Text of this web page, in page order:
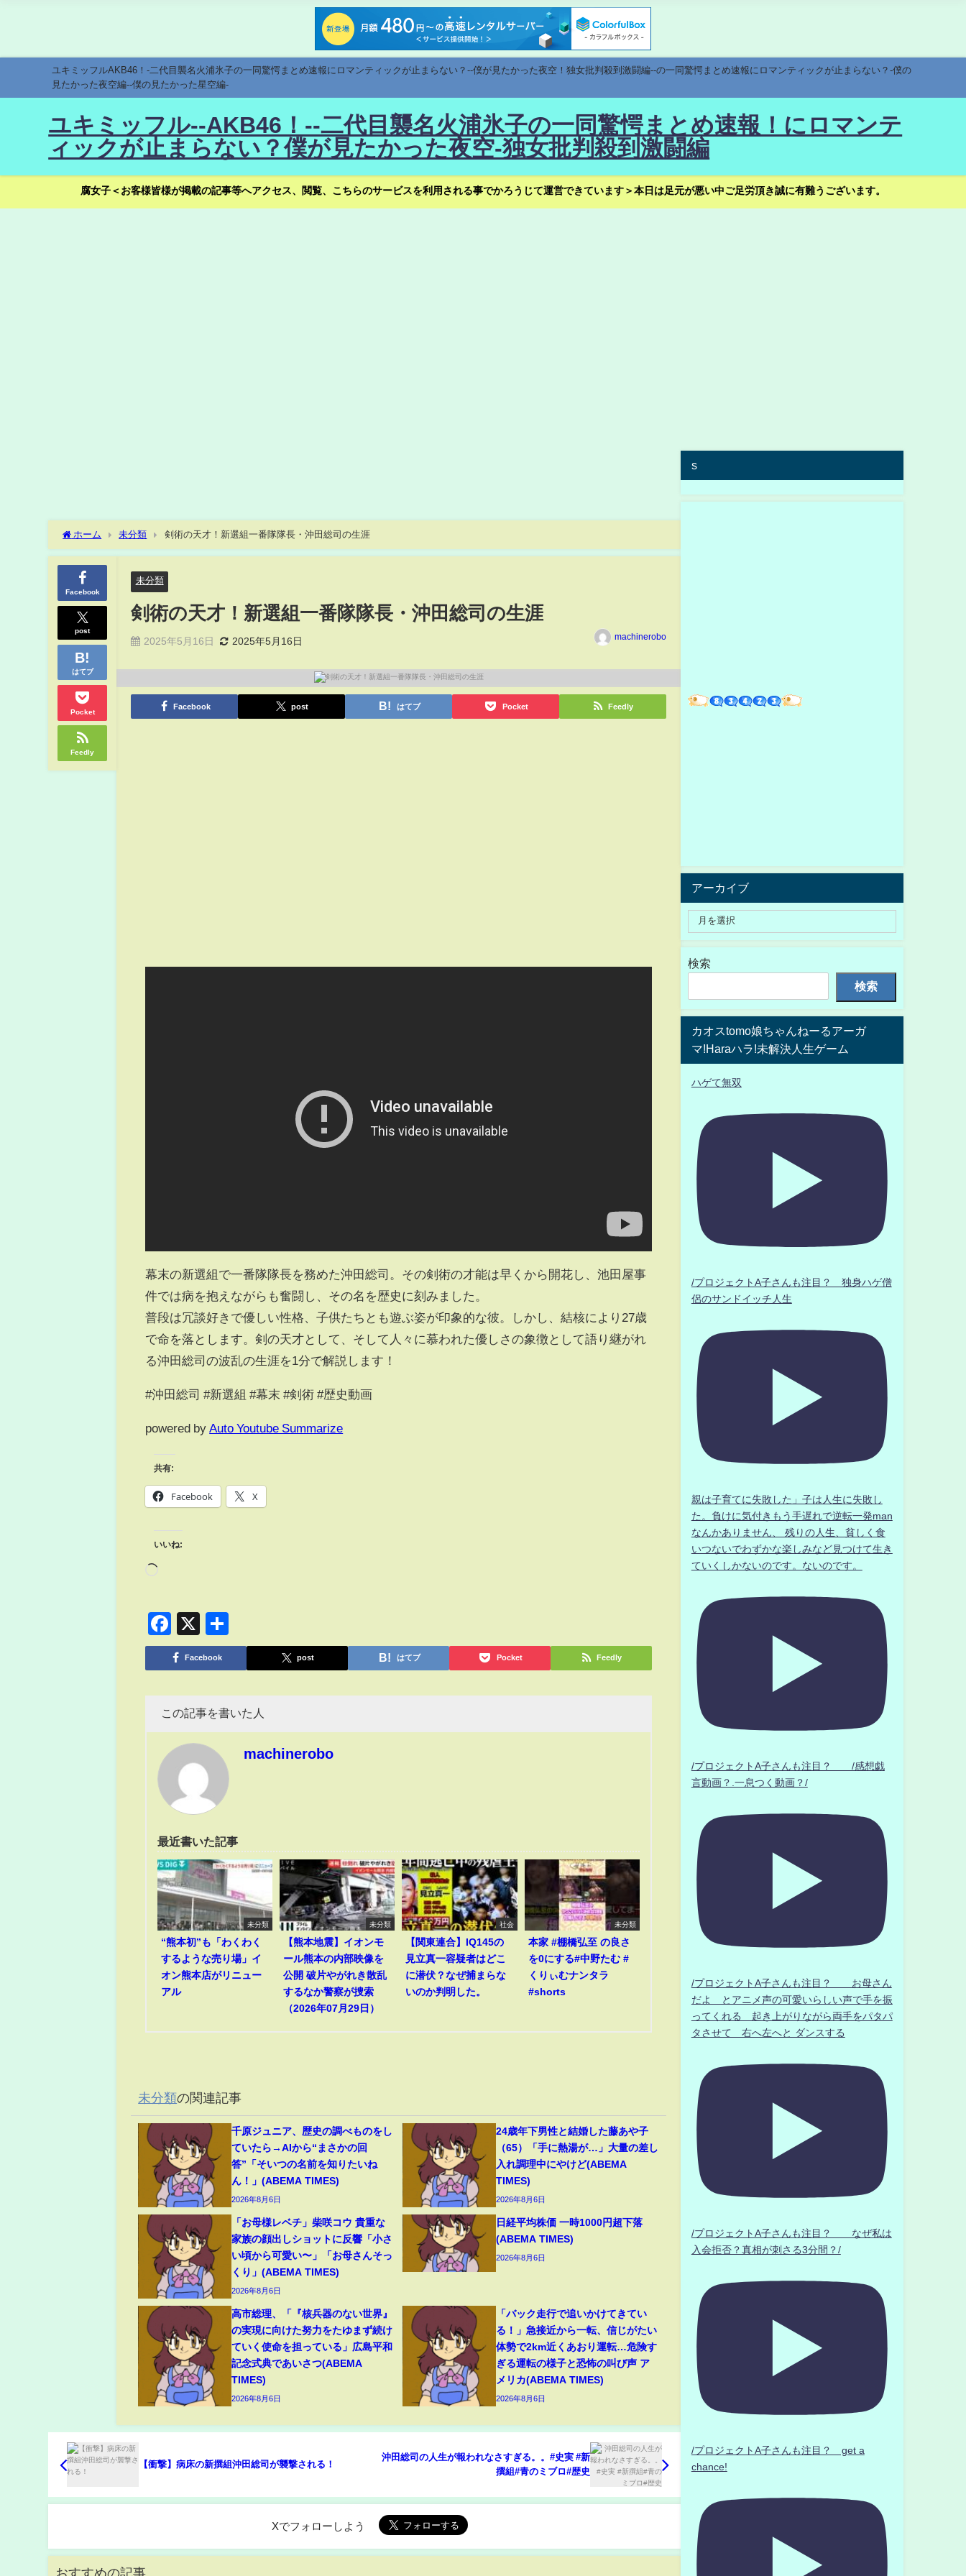
ユキミッフルAKB46！-二代目襲名火浦氷子の一同驚愕まとめ速報にロマンティックが止まらない？--僕が見たかった夜空！独女批判殺到激闘編--の一同驚愕まとめ速報にロマンティックが止まらない？-僕の
見たかった夜空編--僕の見たかった星空編-
ユキミッフル--AKB46！--二代目襲名火浦氷子の一同驚愕まとめ速報！にロマンテ
ィックが止まらない？僕が見たかった夜空-独女批判殺到激闘編
腐女子＜お客様皆様が掲載の記事等へアクセス、閲覧、こちらのサービスを利用される事でかろうじて運営できています＞本日は足元が悪い中ご足労頂き誠に有難うございます。
ホーム 未分類 剣術の天才！新選組一番隊隊長・沖田総司の生涯
Facebook
post
はてブ
Pocket
Feedly
未分類
剣術の天才！新選組一番隊隊長・沖田総司の生涯
2025年5月16日 2025年5月16日 machinerobo
Facebook post はてブ Pocket Feedly
幕末の新選組で一番隊隊長を務めた沖田総司。その剣術の才能は早くから開花し、池田屋事
件では病を抱えながらも奮闘し、その名を歴史に刻みました。
普段は冗談好きで優しい性格、子供たちとも遊ぶ姿が印象的な彼。しかし、結核により27歳
で命を落とします。剣の天才として、そして人々に慕われた優しさの象徴として語り継がれ
る沖田総司の波乱の生涯を1分で解説します！
#沖田総司 #新選組 #幕末 #剣術 #歴史動画
powered by Auto Youtube Summarize
共有:
Facebook X
いいね:
Facebook
X
有
Facebook post はてブ Pocket Feedly
この記事を書いた人
machinerobo
最近書いた記事
未分類
“熊本初”も「わくわく
するような売り場」イ
オン熊本店がリニュー
アル
未分類
【熊本地震】イオンモ
ール熊本の内部映像を
公開 破片やがれき散乱
するなか警察が捜索
（2026年07月29日）
社会
【関東連合】IQ145の
見立真一容疑者はどこ
に潜伏？なぜ捕まらな
いのか判明した。
未分類
本家 #棚橋弘至 の良さ
を0にする#中野たむ #
くりぃむナンタラ
#shorts
未分類の関連記事
千原ジュニア、歴史の調べものをし
ていたら→AIから“まさかの回
答”「そいつの名前を知りたいね
ん！」(ABEMA TIMES)
2026年8月6日
24歳年下男性と結婚した藤あや子
（65）「手に熱湯が…」大量の差し
入れ調理中にやけど(ABEMA
TIMES)
2026年8月6日
「お母様レベチ」柴咲コウ 貴重な
家族の顔出しショットに反響「小さ
い頃から可愛い〜」「お母さんそっ
くり」(ABEMA TIMES)
2026年8月6日
日経平均株価 一時1000円超下落
(ABEMA TIMES)
2026年8月6日
高市総理、「『核兵器のない世界』
の実現に向けた努力をたゆまず続け
ていく使命を担っている」広島平和
記念式典であいさつ(ABEMA
TIMES)
2026年8月6日
「バック走行で追いかけてきてい
る！」急接近から一転、信じがたい
体勢で2km近くあおり運転…危険す
ぎる運転の様子と恐怖の叫び声 ア
メリカ(ABEMA TIMES)
2026年8月6日
【衝撃】病床の新撰組沖田総司が襲撃される！
沖田総司の人生が報われなさすぎる。。#史実 #新
撰組#青のミブロ#歴史
Xでフォローしよう
おすすめの記事
s
アーカイブ
検索
検索
カオスtomo娘ちゃんねーるアーガ
マ!Haraハラ!未解決人生ゲーム
ハゲて無双
/プロジェクトA子さんも注目？ 独身ハゲ僧
侶のサンドイッチ人生
親は子育てに失敗した」子は人生に失敗し
た。負けに気付きもう手遅れで逆転一発man
なんかありません、 残りの人生、貧しく食
いつないでわずかな楽しみなど見つけて生き
ていくしかないのです。ないのです。
/プロジェクトA子さんも注目？ /感想戯
言動画？.一息つく動画？/
/プロジェクトA子さんも注目？ お母さん
だよ とアニメ声の可愛いらしい声で手を振
ってくれる 起き上がりながら両手をパタパ
タさせて 右へ左へと ダンスする
/プロジェクトA子さんも注目？ なぜ私は
入会拒否？真相が刺さる3分間？/
/プロジェクトA子さんも注目？ get a
chance!